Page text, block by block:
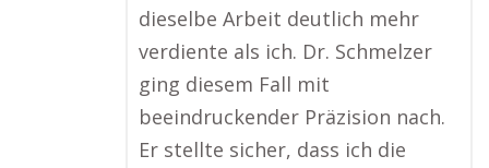
dieselbe Arbeit deutlich mehr
verdiente als ich. Dr. Schmelzer
ging diesem Fall mit
beeindruckender Präzision nach.
Er stellte sicher, dass ich die